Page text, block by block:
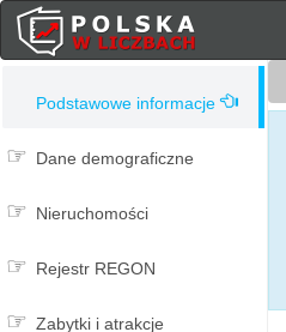
Podstawowe informacje
Dane demograficzne
Nieruchomości
Rejestr REGON
Zabytki i atrakcje